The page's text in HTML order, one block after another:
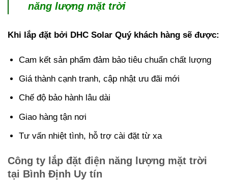
năng lượng mặt trời
Khi lắp đặt bởi DHC Solar Quý khách hàng sẽ được:
Cam kết sản phẩm đảm bảo tiêu chuẩn chất lượng
Giá thành cạnh tranh, cập nhật ưu đãi mới
Chế độ bảo hành lâu dài
Giao hàng tận nơi
Tư vấn nhiệt tình, hỗ trợ cài đặt từ xa
Công ty lắp đặt điện năng lượng mặt trời
tại Bình Định Uy tín